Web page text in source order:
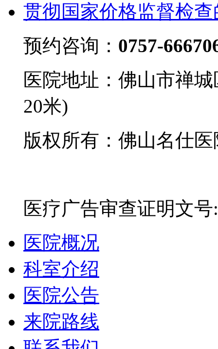
贯彻国家价格监督检
预约咨询： 0757-
医院地址：佛山市禅
20米)
版权所有：佛山名仕
医疗广告审查证明文
医院概况
科室介绍
医院公告
来院路线